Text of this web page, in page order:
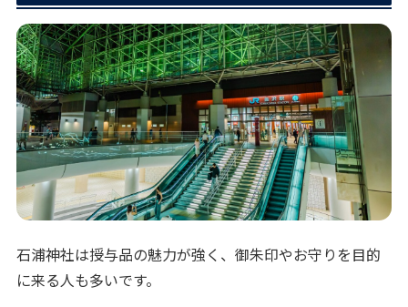
石浦神社は授与品の魅力が強く、御朱印やお守りを目的
に来る人も多いです。